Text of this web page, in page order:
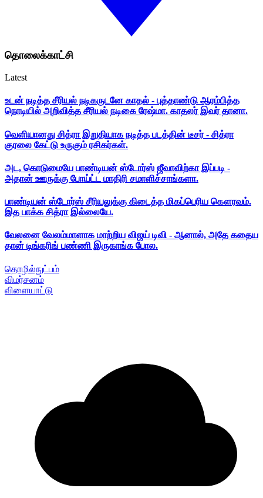
தொலைக்காட்சி
Latest
உடன் நடித்த சீரியல் நடிகருடனே காதல் - புத்தாண்டு ஆரம்பித்த
நொடியில் அறிவித்த சீரியல் நடிகை ரேஷ்மா. காதலர் இவர் தானா.
வெளியானது சித்ரா இறுதியாக நடித்த படத்தின் டீசர் - சித்ரா
குரலை கேட்டு உருகும் ரசிகர்கள்.
அட, கொடுமையே பாண்டியன் ஸ்டோர்ஸ் ஜீவாவிற்கா இப்படி -
அதான் ஊருக்கு போய்ட்ட மாதிரி சமாளிச்சாங்களா.
பாண்டியன் ஸ்டோர்ஸ் சீரியலுக்கு கிடைத்த மிகப்பெரிய கௌரவம்.
இத பாக்க சித்ரா இல்லையே.
வேலனை வேலம்மாளாக மாற்றிய விஜய் டிவி - ஆனால், அதே கதைய
தான் டிங்கரிங் பண்ணி இருகாங்க போல.
தொழில்நுட்பம்
விமர்சனம்
விளையாட்டு